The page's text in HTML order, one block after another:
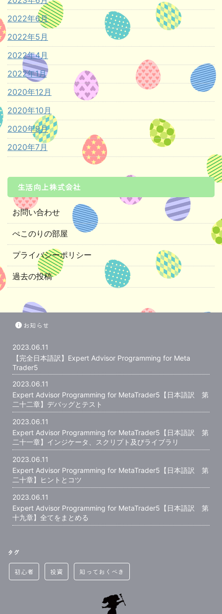
2022年6月
2022年5月
2022年4月
2022年1月
2020年12月
2020年10月
2020年9月
2020年7月
生活向上株式会社
お問い合わせ
ぺこのりの部屋
プライバシーポリシー
過去の投稿
お知らせ
2023.06.11
【完全日本語訳】Expert Advisor Programming for Meta
Trader5
2023.06.11
Expert Advisor Programming for MetaTrader5【日本語訳 第
二十二章】デバッグとテスト
2023.06.11
Expert Advisor Programming for MetaTrader5【日本語訳 第
二十一章】インジケータ、スクリプト及びライブラリ
2023.06.11
Expert Advisor Programming for MetaTrader5【日本語訳 第
二十章】ヒントとコツ
2023.06.11
Expert Advisor Programming for MetaTrader5【日本語訳 第
十九章】全てをまとめる
タグ
初心者 投資 知っておくべき